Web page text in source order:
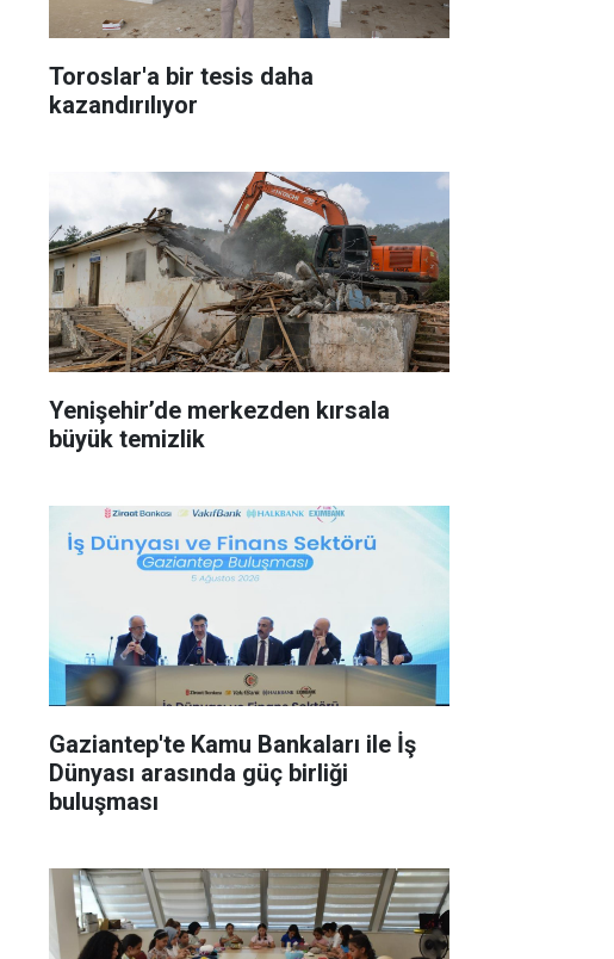
Toroslar'a bir tesis daha
kazandırılıyor
Yenişehir’de merkezden kırsala
büyük temizlik
Gaziantep'te Kamu Bankaları ile İş
Dünyası arasında güç birliği
buluşması